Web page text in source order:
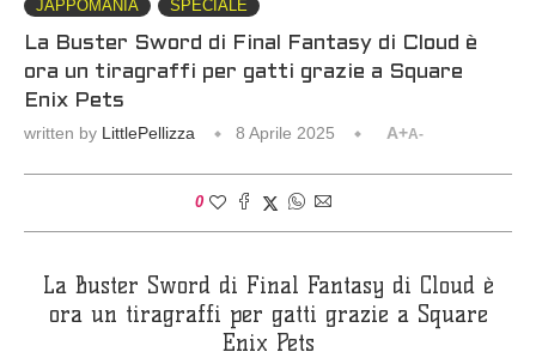
JAPPOMANIA SPECIALE
La Buster Sword di Final Fantasy di Cloud è
ora un tiragraffi per gatti grazie a Square
Enix Pets
written by LittlePellizza 8 Aprile 2025 A+A-
0
La Buster Sword di Final Fantasy di Cloud è
ora un tiragraffi per gatti grazie a Square
Enix Pets